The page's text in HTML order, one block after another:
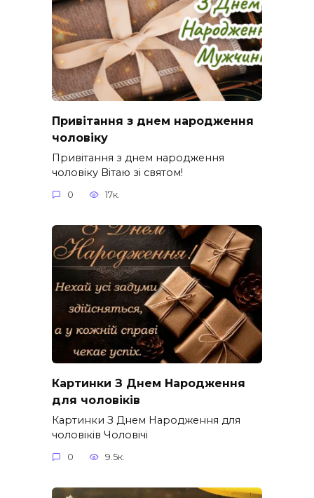
Привітання з днем народження
чоловіку
Привітання з днем народження
чоловіку Вітаю зі святом!
0 17к.
Картинки З Днем Народження
для чоловіків​
Картинки З Днем Народження для
чоловіків​ Чоловічі
0 9.5к.